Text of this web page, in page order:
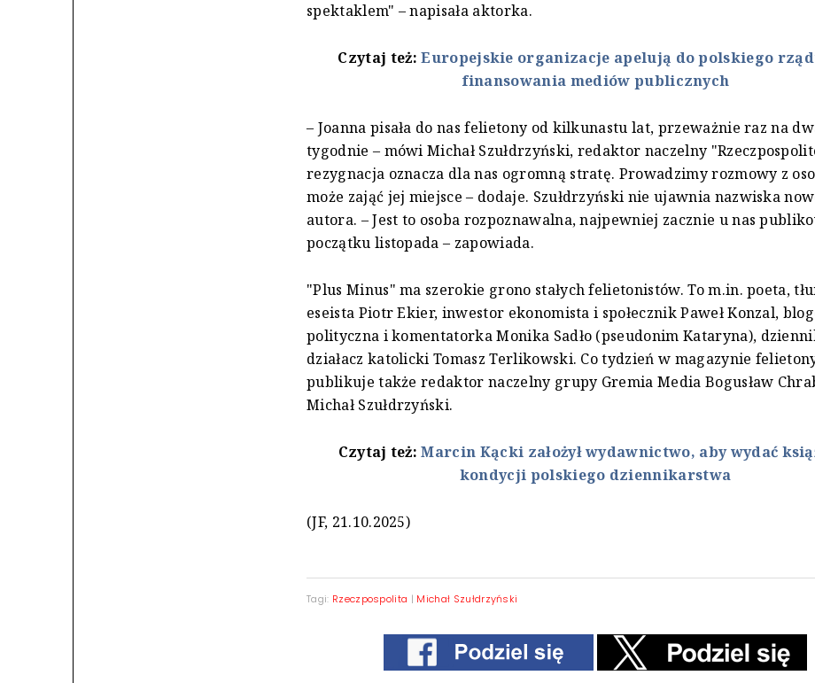
spektaklem" – napisała aktorka.
Czytaj też:Europejskie organizacje apelują do polskiego
finansowania mediów publicznych
– Joanna pisała do nas felietony od kilkunastu lat, przeważnie raz na
tygodnie – mówi Michał Szułdrzyński, redaktor naczelny
rezygnacja oznacza dla nas ogromną stratę. Prowadzimy rozmowy z
może zająć jej miejsce – dodaje. Szułdrzyński nie ujawnia nazwiska
autora. – Jest to osoba rozpoznawalna, najpewniej zacznie u nas
początku listopada – zapowiada.
"Plus Minus" ma szerokie grono stałych felietonistów. To m.in. poeta,
eseista Piotr Ekier, inwestor ekonomista i społecznik Paweł Konzal,
polityczna i komentatorka Monika Sadło (pseudonim Kataryna),
działacz katolicki Tomasz Terlikowski. Co tydzień w magazynie
publikuje także redaktor naczelny grupy Gremia Media Bogusław
Michał Szułdrzyński.
Czytaj też:Marcin Kącki założył wydawnictwo, aby wydać
kondycji polskiego dziennikarstwa
(JF, 21.10.2025)
Tagi: Rzeczpospolita | Michał Szułdrzyński